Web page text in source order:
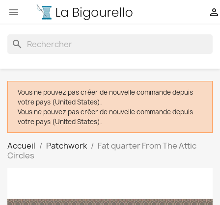
 
search
Vous ne pouvez pas créer de nouvelle commande depuis
votre pays (United States).
Vous ne pouvez pas créer de nouvelle commande depuis
votre pays (United States).
Accueil Patchwork
Fat quarter From The Attic
Circles